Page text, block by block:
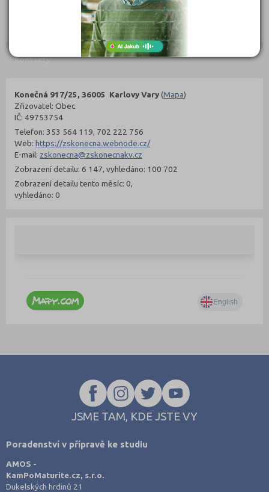
299 Kč
Objednat
Kontakty
Konečná 917/25, 36005 Karlovy Vary(Mapa)
Zřizovatel: Obec
IČ: 49753754
Telefon: 353 564 119, 702 222 756
Web: https://zskonecna.webnode.cz/
E-mail: zskonecna@zskonecnakv.cz
Zobrazení detailu: 6 147, vyhledáno: 100 702
Zobrazení detailu tento měsíc: 0,
vyhledáno: 0
JSME TAM, KDE JSTE VY
Poradenství v přípravě ke studiu
AMOS -
KamPoMaturite.cz, s.r.o.
Dukelských hrdinů 21